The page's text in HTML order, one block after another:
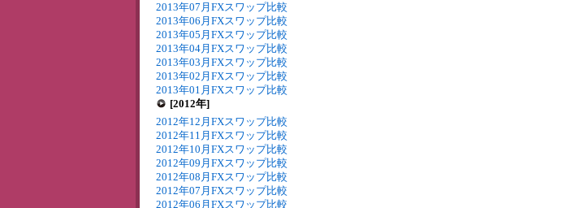
2013年07月FXスワップ比較
2013年06月FXスワップ比較
2013年05月FXスワップ比較
2013年04月FXスワップ比較
2013年03月FXスワップ比較
2013年02月FXスワップ比較
2013年01月FXスワップ比較
[2012年]
2012年12月FXスワップ比較
2012年11月FXスワップ比較
2012年10月FXスワップ比較
2012年09月FXスワップ比較
2012年08月FXスワップ比較
2012年07月FXスワップ比較
2012年06月FXスワップ比較